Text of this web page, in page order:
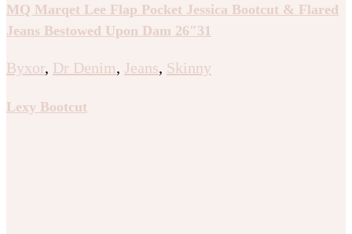
MQ Marqet Lee Flap Pocket Jessica Bootcut & Flared
Jeans Bestowed Upon Dam 26″31
Byxor, Dr Denim, Jeans, Skinny
Lexy Bootcut